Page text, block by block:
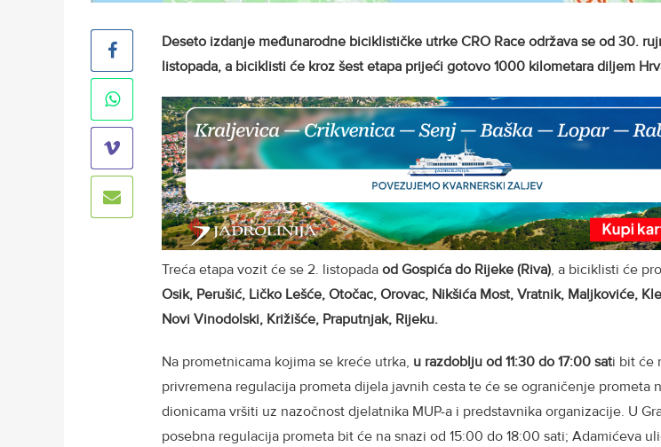
Deseto izdanje međunarodne biciklističke utrke CRO Race održava se od 30.
listopada, a biciklisti će kroz šest etapa prijeći gotovo 1000 kilometara diljem
Treća etapa vozit će se 2. listopada od Gospića do Rijeke (Riva), a biciklisti će
Osik, Perušić, Ličko Lešće, Otočac, Orovac, Nikšića Most, Vratnik, Maljkoviće,
Novi Vinodolski, Križišće, Praputnjak, Rijeku.
Na prometnicama kojima se kreće utrka, u razdoblju od 11:30 do 17:00 sati bit će
privremena regulacija prometa dijela javnih cesta te će se ograničenje prometa
dionicama vršiti uz nazočnost djelatnika MUP-a i predstavnika organizacije. U
posebna regulacija prometa bit će na snazi od 15:00 do 18:00 sati; Adamićeva